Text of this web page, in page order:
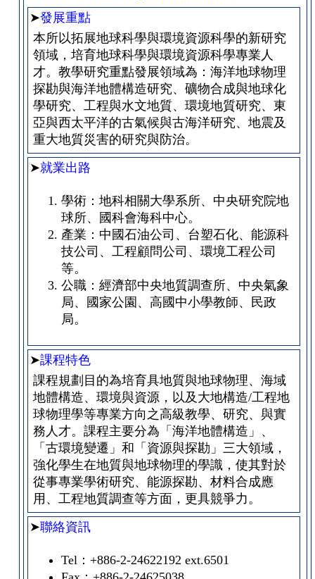
➤發展重點
本所以拓展地球科學與環境資源科學的新研究
領域，培育地球科學與環境資源科學專業人
才。教學研究重點發展領域為：海洋地球物理
探勘與海洋地體構造研究、礦物合成與地球化
學研究、工程與水文地質、環境地質研究、東
亞與西太平洋的古氣候與古海洋研究、地震及
重大地質災害的研究與防治。
➤就業出路
學術：地科相關大學系所、中央研究院地
球所、國科會海科中心。
產業：中國石油公司、台塑石化、能源科
技公司、工程顧問公司、環境工程公司
等。
公職：經濟部中央地質調查所、中央氣象
局、國家公園、高國中小學教師、民政
局。
➤課程特色
課程規劃目的為培育具地質與地球物理、海域
地體構造、環境與資源，以及大地構造/工程地
球物理學等專業方向之高級教學、研究、與實
務人才。課程主要分為「海洋地體構造」、
「古環境變遷」和「資源與探勘」三大領域，
強化學生在地質與地球物理的學識，使其對於
從事專業學術研究、能源探勘、材料合成應
用、工程地質調查等方面，更具競爭力。
➤聯絡資訊
Tel：+886-2-24622192 ext.6501